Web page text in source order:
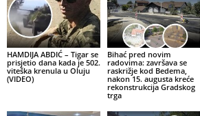
HAMDIJA ABDIĆ – Tigar se
prisjetio dana kada je 502.
viteška krenula u Oluju
(VIDEO)
Bihać pred novim
radovima: završava se
raskrižje kod Bedema,
nakon 15. augusta kreće
rekonstrukcija Gradskog
trga